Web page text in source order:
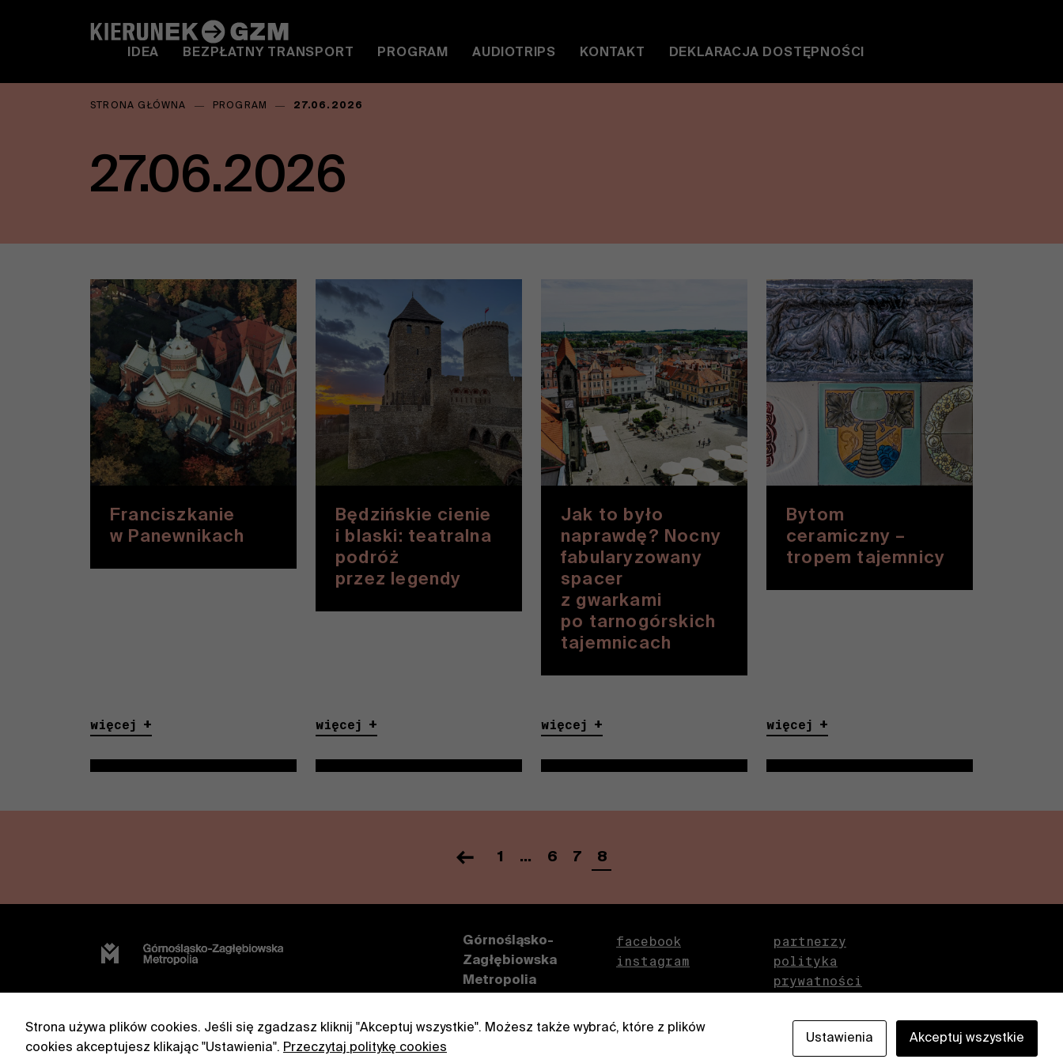
IDEA BEZPŁATNY TRANSPORT PROGRAM AUDIOTRIPS KONTAKT DEKLARACJA DOSTĘPNOŚCI
Jesteś
STRONA GŁÓWNA ― PROGRAM ― 27.06.2026
27.06.2026
Franciszkanie
w Panewnikach
więcej
Będzińskie cienie
i blaski: teatralna
podróż
przez legendy
więcej
Jak to było
naprawdę? Nocny
fabularyzowany
spacer
z gwarkami
po tarnogórskich
tajemnicach
więcej
Bytom
ceramiczny –
tropem tajemnicy
więcej
Nawigacja
po
wpisach
1 … 6 7 8
Górnośląsko-
Zagłębiowska
Metropolia
053 Katowice
facebook
instagram
partnerzy
polityka
prywatności
cookies
Strona używa plików cookies. Jeśli się zgadzasz kliknij "Akceptuj wszystkie". Możesz także wybrać, które z plików
cookies akceptujesz klikając "Ustawienia". Przeczytaj politykę cookies
Ustawienia Akceptuj wszystkie
Niezbędne